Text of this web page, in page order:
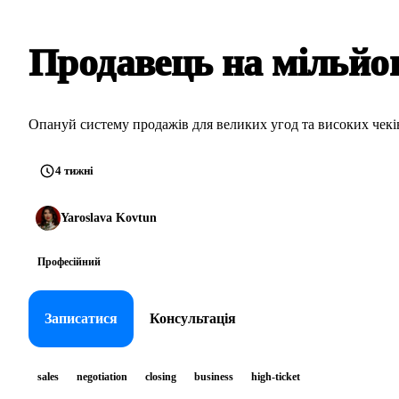
Продавець на
Yaroslava Kovtun
4 тижні
Записатися Консультація
Опануй систему продажів для великих угод та високих
Професійний
sales negotiation closing business high-ticket